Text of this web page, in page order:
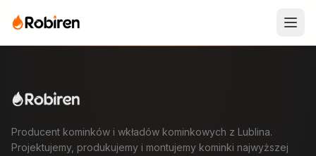
Producent kominków i wkładów kominkowych z Lublina.
Projektujemy, produkujemy i montujemy kominki najwyższej